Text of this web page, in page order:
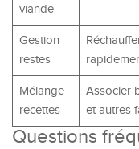
viande
Gestion
restes
Mélange
recettes
Associer
et autres
Questions